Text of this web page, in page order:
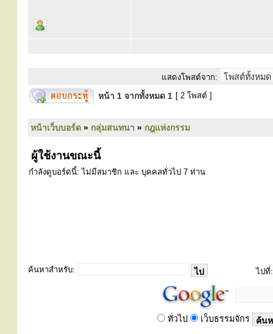
แสดงโพสต์จาก:
หน้า 1 จากทั้งหมด 1 [ 2 โพสต์ ]
หน้าเว็บบอร์ด » กลุ่มสนทนา » กฎแห่งกรรม
ผู้ใช้งานขณะนี้
กำลังดูบอร์ดนี้: ไม่มีสมาชิก และ บุคคลทั่วไป 7 ท่าน
ค้นหาสำหรับ: ไปที่:
ทั่วไป เว็บธรรมจักร